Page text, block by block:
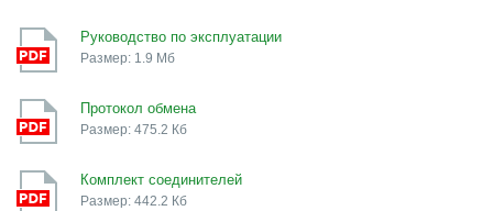
Руководство по эксплуатации
Размер: 1.9 Мб
Протокол обмена
Размер: 475.2 Кб
Комплект соединителей
Размер: 442.2 Кб